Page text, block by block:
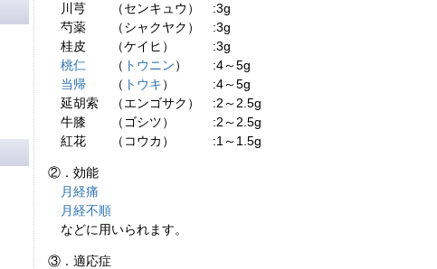
川芎 （センキュウ） :3g
芍薬 （シャクヤク） :3g
桂皮 （ケイヒ） :3g
桃仁 （ トウニン） :4～5g
当帰 （ トウキ） :4～5g
延胡索 （エンゴサク） :2～2.5g
牛膝 （ゴシツ） :2～2.5g
紅花 （コウカ） :1～1.5g
②．効能
月経痛
月経不順
などに用いられます。
③．適応症